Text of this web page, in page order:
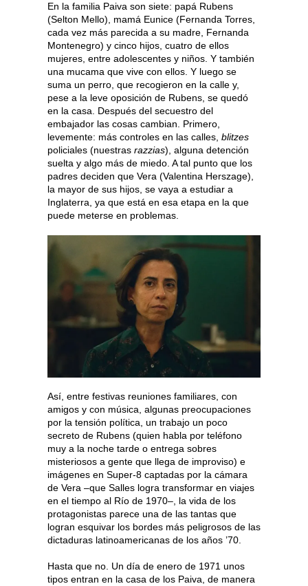
En la familia Paiva son siete: papá Rubens
(Selton Mello), mamá Eunice (Fernanda Torres,
cada vez más parecida a su madre, Fernanda
Montenegro) y cinco hijos, cuatro de ellos
mujeres, entre adolescentes y niños. Y también
una mucama que vive con ellos. Y luego se
suma un perro, que recogieron en la calle y,
pese a la leve oposición de Rubens, se quedó
en la casa. Después del secuestro del
embajador las cosas cambian. Primero,
levemente: más controles en las calles, blitzes
policiales (nuestras razzias), alguna detención
suelta y algo más de miedo. A tal punto que los
padres deciden que Vera (Valentina Herszage),
la mayor de sus hijos, se vaya a estudiar a
Inglaterra, ya que está en esa etapa en la que
puede meterse en problemas.
Así, entre festivas reuniones familiares, con
amigos y con música, algunas preocupaciones
por la tensión política, un trabajo un poco
secreto de Rubens (quien habla por teléfono
muy a la noche tarde o entrega sobres
misteriosos a gente que llega de improviso) e
imágenes en Super-8 captadas por la cámara
de Vera –que Salles logra transformar en viajes
en el tiempo al Río de 1970–, la vida de los
protagonistas parece una de las tantas que
logran esquivar los bordes más peligrosos de las
dictaduras latinoamericanas de los años ’70.
Hasta que no. Un día de enero de 1971 unos
tipos entran en la casa de los Paiva, de manera